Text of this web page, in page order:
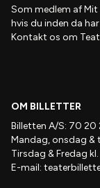
Som medlem afMit
hvis du inden da
Kontakt os om
OM BILLETTER
Billetten A/S: 70 20
Mandag, onsdag &
Tirsdag & Fredag kl.
E-mail: